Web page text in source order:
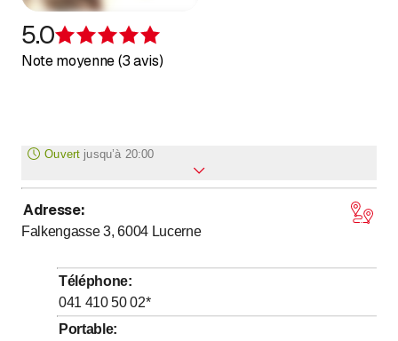
5.0
Note moyenne (3 avis)
Ouvert jusqu’à 20:00
Lundi jusqu’à
00
Mardi
Mercredi
10:00- jusqu’à
20:00
Jeudi
Vendredi
Adresse:
Falkengasse 3, 6004 Lucerne
Téléphone:
041 410 50 02*
Portable: